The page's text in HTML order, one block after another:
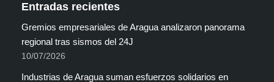
Entradas recientes
Gremios empresariales de Aragua analizaron panorama
regional tras sismos del 24J
10/07/2026
Industrias de Aragua suman esfuerzos solidarios en